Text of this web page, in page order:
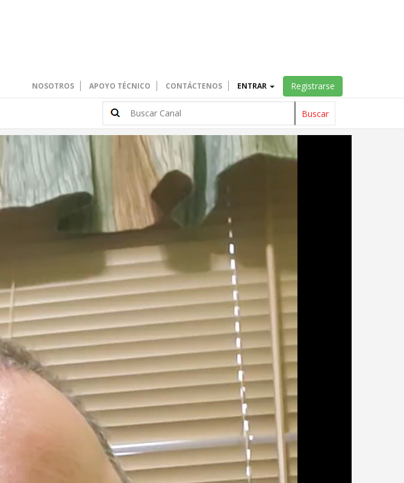
NOSOTROS APOYO TÉCNICO CONTÁCTENOS ENTRAR Registrarse